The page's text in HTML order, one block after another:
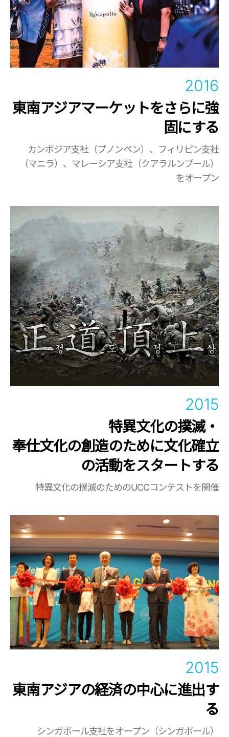
2016
東南アジアマーケットをさらに強
固にする
カンボジア支社（プノンペン）、フィリピン支社
（マニラ）、マレーシア支社（クアラルンプール）
をオープン
2015
特異文化の撲滅・
奉仕文化の創造のために文化確立
の活動をスタートする
特異文化の撲滅のためのUCCコンテストを開催
2015
東南アジアの経済の中心に進出す
る
シンガポール支社をオープン（シンガポール）